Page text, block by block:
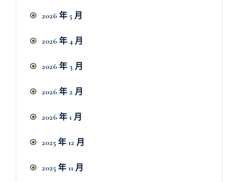
2026 年 5 月
2026 年 4 月
2026 年 3 月
2026 年 2 月
2026 年 1 月
2025 年 12 月
2025 年 11 月